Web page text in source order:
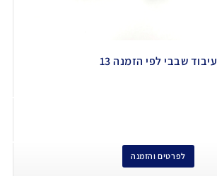
עיבוד שבבי לפי הזמנה 13
לפרטים והזמנה